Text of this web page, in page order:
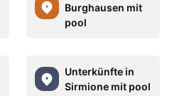
Burghausen mit
pool
Unterkünfte in
Sirmione mit pool